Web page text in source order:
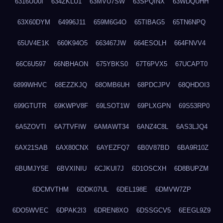
63X60DYM 64996J11 659M6G4O 65TIBAG5 65TN6NPQ
65UV4E1K 660K94O5 663467JW 664ESOLH 664FNVV4
66C6U597 66NBHAON 675YBKS0 67T6PVX5 67UCAPT0
6899WHVC 68EZZKJQ 68OMB6UH 68PDCJPV 68QHDOI3
699GTUTR 69KWPV8F 69LSOT1W 69PLXGPN 69S53RP0
6A5ZOVTI 6A7TVFIW 6AMAWT34 6ANZ4C8L 6AS3LJQ4
6AX21SAB 6AX80CNX 6AYEZFQ7 6B0V87BD 6BA9R10Z
6BUMJY5E 6BVXINIU 6CJKUI7J 6D1OSCXH 6D8BUPZM
6DCMVTHM 6DDK07UL 6DEL198E 6DMVW7ZP
6DO5WVEC 6DPAK2I3 6DREN8XO 6DSSGCV5 6EEGL9Z9